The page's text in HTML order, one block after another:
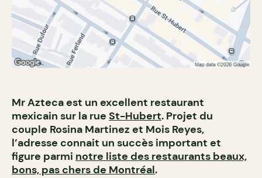
Mr Azteca est un excellent restaurant
mexicain sur la rue St-Hubert. Projet du
couple Rosina Martinez et Mois Reyes,
l’adresse connait un succès important et
figure parmi notre liste des restaurants beaux,
bons, pas chers de Montréal.